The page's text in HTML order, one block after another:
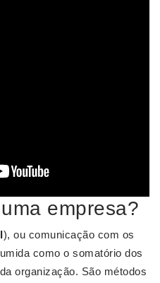
empresa?
), ou comunicação com os
como o somatório dos
organização. São métodos